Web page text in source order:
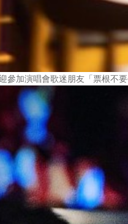
參加演唱會歌迷朋友「票根不